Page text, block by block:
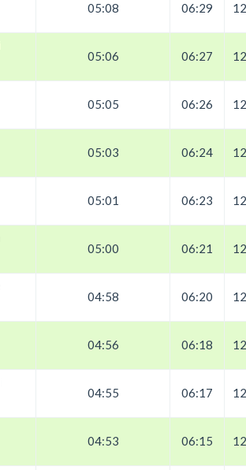
05:08 06:29
05:06 06:27
05:05 06:26
05:03 06:24
05:01 06:23
05:00 06:21
04:58 06:20
04:56 06:18
04:55 06:17
04:53 06:15